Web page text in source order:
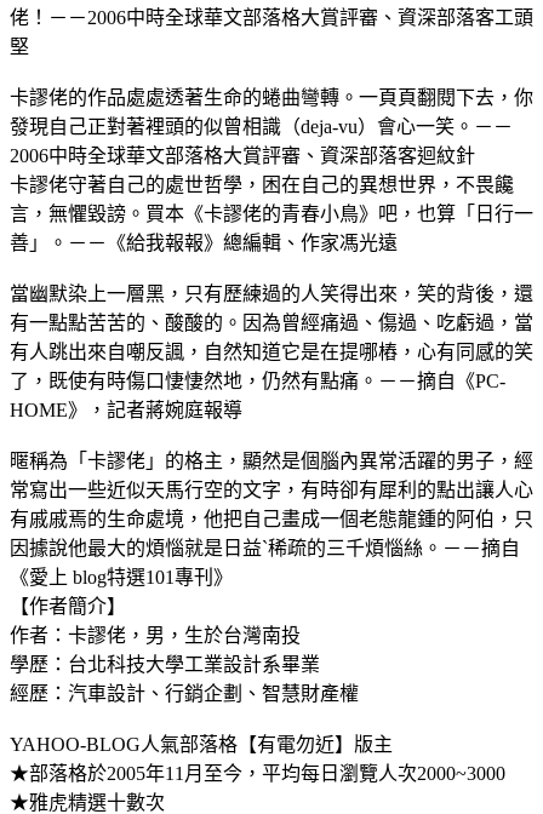
佬！－－2006中時全球華文部落格大賞評審、資深部落客工頭
堅
卡謬佬的作品處處透著生命的蜷曲彎轉。一頁頁翻閱下去，你
發現自己正對著裡頭的似曾相識（deja-vu）會心一笑。－－
2006中時全球華文部落格大賞評審、資深部落客迴紋針
卡謬佬守著自己的處世哲學，困在自己的異想世界，不畏饞
言，無懼毀謗。買本《卡謬佬的青春小鳥》吧，也算「日行一
善」。－－《給我報報》總編輯、作家馮光遠
當幽默染上一層黑，只有歷練過的人笑得出來，笑的背後，還
有一點點苦苦的、酸酸的。因為曾經痛過、傷過、吃虧過，當
有人跳出來自嘲反諷，自然知道它是在提哪樁，心有同感的笑
了，既使有時傷口悽悽然地，仍然有點痛。－－摘自《PC-
HOME》，記者蔣婉庭報導
暱稱為「卡謬佬」的格主，顯然是個腦內異常活躍的男子，經
常寫出一些近似天馬行空的文字，有時卻有犀利的點出讓人心
有戚戚焉的生命處境，他把自己畫成一個老態龍鍾的阿伯，只
因據說他最大的煩惱就是日益ˋ稀疏的三千煩惱絲。－－摘自
《愛上 blog特選101專刊》
【作者簡介】
作者：卡謬佬，男，生於台灣南投
學歷：台北科技大學工業設計系畢業
經歷：汽車設計、行銷企劃、智慧財產權
YAHOO-BLOG人氣部落格【有電勿近】版主
★部落格於2005年11月至今，平均每日瀏覽人次2000~3000
★雅虎精選十數次